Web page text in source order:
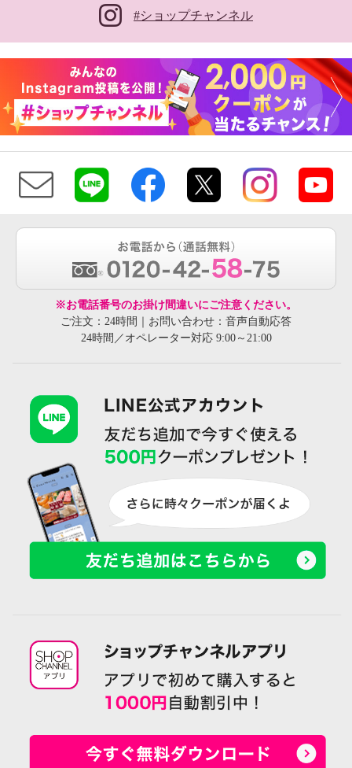
#ショップチャンネル
※お電話番号のお掛け間違いにご注意ください。
ご注文：24時間｜お問い合わせ：音声自動応答
24時間／オペレーター対応 9:00～21:00